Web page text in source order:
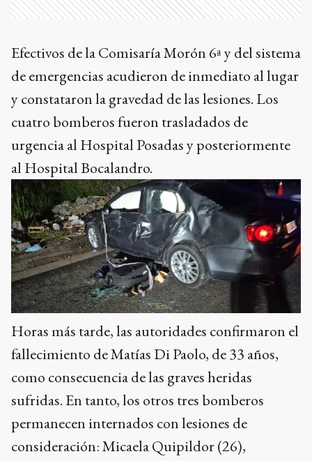
Efectivos de la Comisaría Morón 6ª y del sistema
de emergencias acudieron de inmediato al lugar
y constataron la gravedad de las lesiones. Los
cuatro bomberos fueron trasladados de
urgencia al Hospital Posadas y posteriormente
al Hospital Bocalandro.
Horas más tarde, las autoridades confirmaron el
fallecimiento de Matías Di Paolo, de 33 años,
como consecuencia de las graves heridas
sufridas. En tanto, los otros tres bomberos
permanecen internados con lesiones de
consideración: Micaela Quipildor (26),